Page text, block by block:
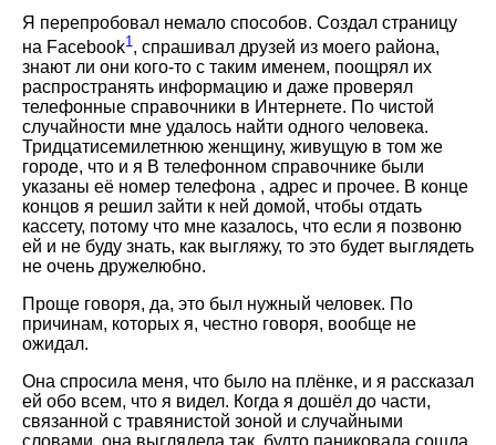
Я перепробовал немало способов. Создал страницу
на Facebook1, спрашивал друзей из моего района,
знают ли они кого-то с таким именем, поощрял их
распространять информацию и даже проверял
телефонные справочники в Интернете. По чистой
случайности мне удалось найти одного человека.
Тридцатисемилетнюю женщину, живущую в том же
городе, что и я В телефонном справочнике были
указаны её номер телефона , адрес и прочее. В конце
концов я решил зайти к ней домой, чтобы отдать
кассету, потому что мне казалось, что если я позвоню
ей и не буду знать, как выгляжу, то это будет выглядеть
не очень дружелюбно.
Проще говоря, да, это был нужный человек. По
причинам, которых я, честно говоря, вообще не
ожидал.
Она спросила меня, что было на плёнке, и я рассказал
ей обо всем, что я видел. Когда я дошёл до части,
связанной с травянистой зоной и случайными